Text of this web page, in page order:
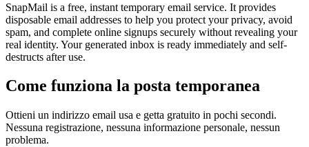
SnapMail is a free, instant temporary email service. It provides
disposable email addresses to help you protect your privacy, avoid
spam, and complete online signups securely without revealing your
real identity. Your generated inbox is ready immediately and self-
destructs after use.
Come funziona la posta temporanea
Ottieni un indirizzo email usa e getta gratuito in pochi secondi.
Nessuna registrazione, nessuna informazione personale, nessun
problema.